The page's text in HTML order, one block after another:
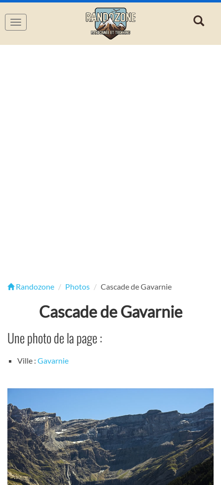
Navigation
Randozone Photos Cascade de Gavarnie
Cascade de Gavarnie
Une photo de la page :
Ville : Gavarnie